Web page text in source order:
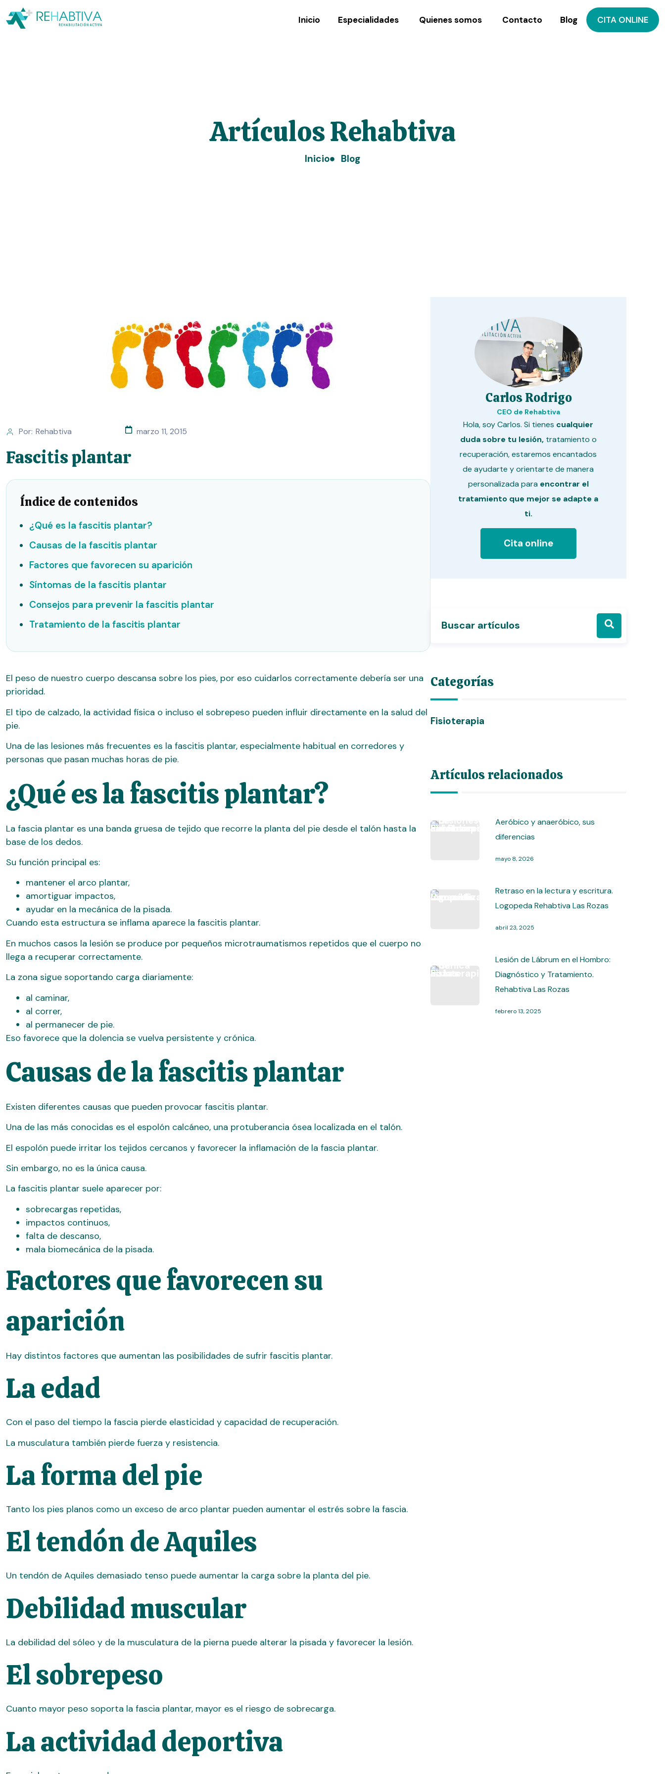
Inicio Especialidades Quienes somos Contacto Blog CITA ONLINE
Artículos Rehabtiva
Inicio Blog
Por: Rehabtiva marzo 11, 2015
Fascitis plantar
Índice de contenidos
¿Qué es la fascitis plantar?
Causas de la fascitis plantar
Factores que favorecen su aparición
Síntomas de la fascitis plantar
Consejos para prevenir la fascitis plantar
Tratamiento de la fascitis plantar
El peso de nuestro cuerpo descansa sobre los pies, por eso cuidarlos correctamente debería ser una
prioridad.
El tipo de calzado, la actividad física o incluso el sobrepeso pueden influir directamente en la salud del
pie.
Una de las lesiones más frecuentes es la fascitis plantar, especialmente habitual en corredores y
personas que pasan muchas horas de pie.
¿Qué es la fascitis plantar?
La fascia plantar es una banda gruesa de tejido que recorre la planta del pie desde el talón hasta la
base de los dedos.
Su función principal es:
mantener el arco plantar,
amortiguar impactos,
ayudar en la mecánica de la pisada.
Cuando esta estructura se inflama aparece la fascitis plantar.
En muchos casos la lesión se produce por pequeños microtraumatismos repetidos que el cuerpo no
llega a recuperar correctamente.
La zona sigue soportando carga diariamente:
al caminar,
al correr,
al permanecer de pie.
Eso favorece que la dolencia se vuelva persistente y crónica.
Causas de la fascitis plantar
Existen diferentes causas que pueden provocar fascitis plantar.
Una de las más conocidas es el espolón calcáneo, una protuberancia ósea localizada en el talón.
El espolón puede irritar los tejidos cercanos y favorecer la inflamación de la fascia plantar.
Sin embargo, no es la única causa.
La fascitis plantar suele aparecer por:
sobrecargas repetidas,
impactos continuos,
falta de descanso,
mala biomecánica de la pisada.
Factores que favorecen su
aparición
Hay distintos factores que aumentan las posibilidades de sufrir fascitis plantar.
La edad
Con el paso del tiempo la fascia pierde elasticidad y capacidad de recuperación.
La musculatura también pierde fuerza y resistencia.
La forma del pie
Tanto los pies planos como un exceso de arco plantar pueden aumentar el estrés sobre la fascia.
El tendón de Aquiles
Un tendón de Aquiles demasiado tenso puede aumentar la carga sobre la planta del pie.
Debilidad muscular
La debilidad del sóleo y de la musculatura de la pierna puede alterar la pisada y favorecer la lesión.
El sobrepeso
Cuanto mayor peso soporta la fascia plantar, mayor es el riesgo de sobrecarga.
La actividad deportiva
Carlos Rodrigo
CEO de Rehabtiva
Hola, soy Carlos. Si tienes cualquier
duda sobre tu lesión, tratamiento o
recuperación, estaremos encantados
de ayudarte y orientarte de manera
personalizada para encontrar el
tratamiento que mejor se adapte a
ti.
Cita online
Categorías
Fisioterapia
Artículos relacionados
Aeróbico y anaeróbico, sus
diferencias
mayo 8, 2026
Retraso en la lectura y escritura.
Logopeda Rehabtiva Las Rozas
abril 23, 2025
Lesión de Lábrum en el Hombro:
Diagnóstico y Tratamiento.
Rehabtiva Las Rozas
febrero 13, 2025